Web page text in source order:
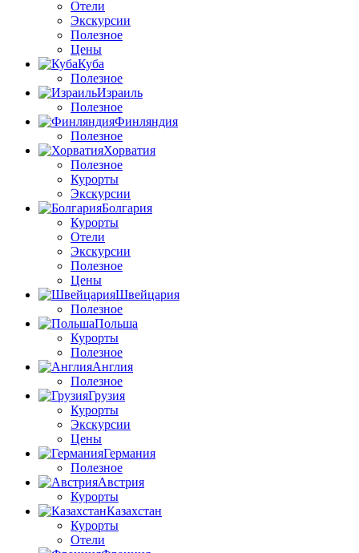
Отели
Экскурсии
Полезное
Цены
Куба
Полезное
Израиль
Полезное
Финляндия
Полезное
Хорватия
Полезное
Курорты
Экскурсии
Болгария
Курорты
Отели
Экскурсии
Полезное
Цены
Швейцария
Полезное
Польша
Курорты
Полезное
Англия
Полезное
Грузия
Курорты
Экскурсии
Цены
Германия
Полезное
Австрия
Курорты
Казахстан
Курорты
Отели